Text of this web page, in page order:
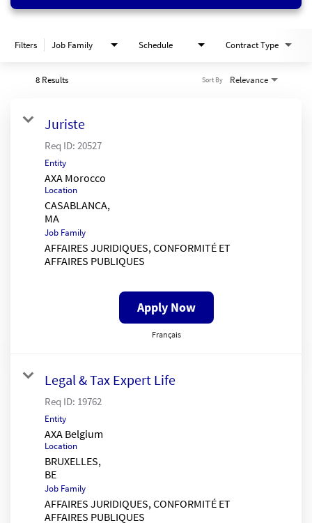
Filters Job Family Schedule Contract Type
8 Results Relevance
Sort By
Juriste
Req ID: 20527
Entity
AXA Morocco
Location
CASABLANCA,
Job Family
AFFAIRES JURIDIQUES, CONFORMITÉ ET
AFFAIRES PUBLIQUES
Apply Now
Français
Legal & Tax Expert Life
Req ID: 19762
Entity
AXA Belgium
Location
BRUXELLES,
Job Family
AFFAIRES JURIDIQUES, CONFORMITÉ ET
AFFAIRES PUBLIQUES